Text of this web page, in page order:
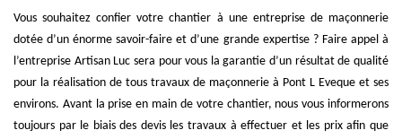
Vous souhaitez confier votre chantier à une entreprise de maçonnerie
dotée d’un énorme savoir-faire et d’une grande expertise ? Faire appel à
l’entreprise Artisan Luc sera pour vous la garantie d’un résultat de qualité
pour la réalisation de tous travaux de maçonnerie à Pont L Eveque et ses
environs. Avant la prise en main de votre chantier, nous vous informerons
toujours par le biais des devis les travaux à effectuer et les prix afin que